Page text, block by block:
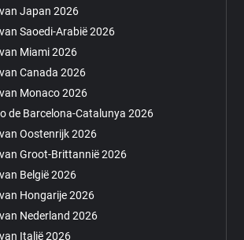
Japan 2026
Saoedi-Arabië 2026
Miami 2026
Canada 2026
Monaco 2026
de Barcelona-Catalunya 2026
Oostenrijk 2026
Groot-Brittannië 2026
België 2026
Hongarije 2026
Nederland 2026
Italië 2026